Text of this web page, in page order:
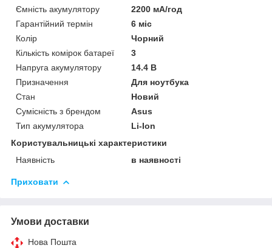
Ємність акумулятору
2200 мА/год
Гарантійний термін
6 міс
Колір
Чорний
Кількість комірок батареї
3
Напруга акумулятору
14.4 В
Призначення
Для ноутбука
Стан
Новий
Сумісність з брендом
Asus
Тип акумулятора
Li-Ion
Користувальницькі характеристики
Наявність
в наявності
Приховати
Умови доставки
Нова Пошта